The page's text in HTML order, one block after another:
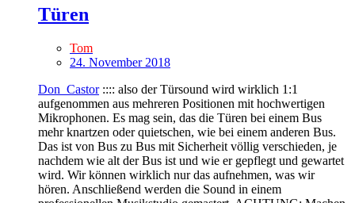
Türen
Tom
24. November 2018
Don_Castor:::: also der Türsound wird wirklich 1:1
aufgenommen aus mehreren Positionen mit hochwertigen
Mikrophonen. Es mag sein, das die Türen bei einem Bus
mehr knartzen oder quietschen, wie bei einem anderen Bus.
Das ist von Bus zu Bus mit Sicherheit völlig verschieden, je
nachdem wie alt der Bus ist und wie er gepflegt und gewartet
wird. Wir können wirklich nur das aufnehmen, was wir
hören. Anschließend werden die Sound in einem